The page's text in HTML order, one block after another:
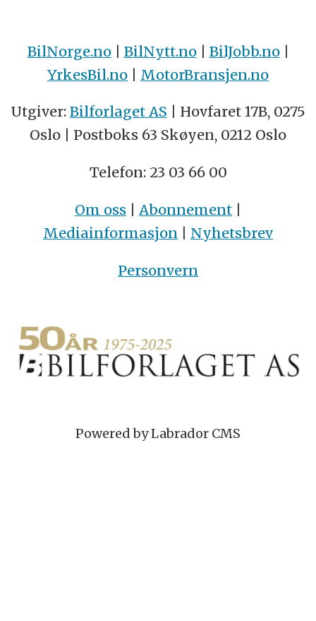
BilNorge.no| BilNytt.no| BilJobb.no|
YrkesBil.no | MotorBransjen.no
Utgiver: Bilforlaget AS | Hovfaret 17B, 0275
Oslo | Postboks 63 Skøyen, 0212 Oslo
Telefon: 23 03 66 00
Om oss Abonnement
Mediainformasjon
Nyhetsbrev
Personvern
Powered by Labrador CMS